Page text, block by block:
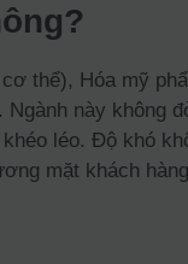
thể), Hóa mỹ
này không
léo. Độ khó
mặt khách